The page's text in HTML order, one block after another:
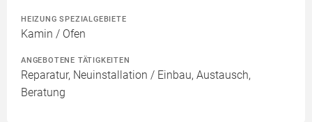
HEIZUNG SPEZIALGEBIETE
Kamin / Ofen
ANGEBOTENE TÄTIGKEITEN
Reparatur, Neuinstallation / Einbau, Austausch,
Beratung